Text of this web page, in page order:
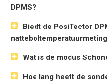
DPMS?
Biedt de PosiTector
Wat is de modus
Hoe lang heeft de